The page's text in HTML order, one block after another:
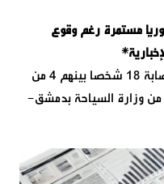
مستمرة رغم وقوع
*وزارة الـداخـلـيـة الـسـوريـة:*- إصابة 18 شخصا بينهم 4 من
من وزارة السياحة بدمشق-